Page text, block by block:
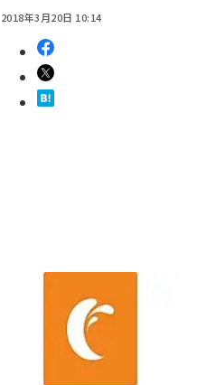
2018年3月20日 10:14